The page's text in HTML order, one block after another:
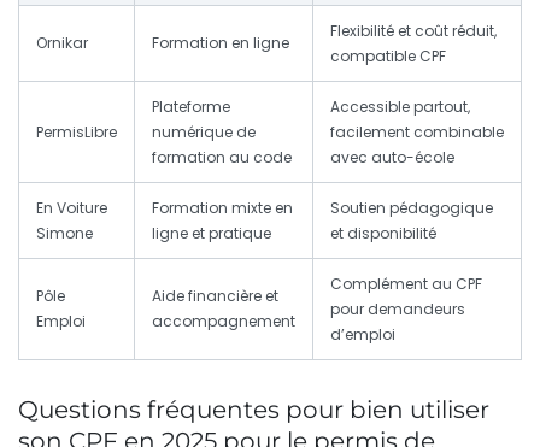
Ornikar Formation en ligne
Flexibilité et coût réduit,
compatible CPF
PermisLibre
Plateforme
numérique de
formation au code
Accessible partout,
facilement combinable
avec auto-école
En Voiture
Simone
Formation mixte en
ligne et pratique
Soutien pédagogique
et disponibilité
Pôle
Emploi
Aide financière et
accompagnement
Complément au CPF
pour demandeurs
d’emploi
Questions fréquentes pour bien utiliser